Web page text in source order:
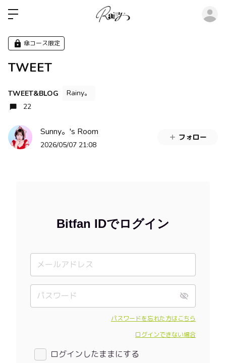
傘コース限定
TWEET
TWEET&BLOG
Rainy。
22
Sunny。's Room
2026/05/07 21:08
フォロー
Bitfan IDでログイン
パスワードを忘れた方はこちら
ログインできない場合
ログインしたままにする